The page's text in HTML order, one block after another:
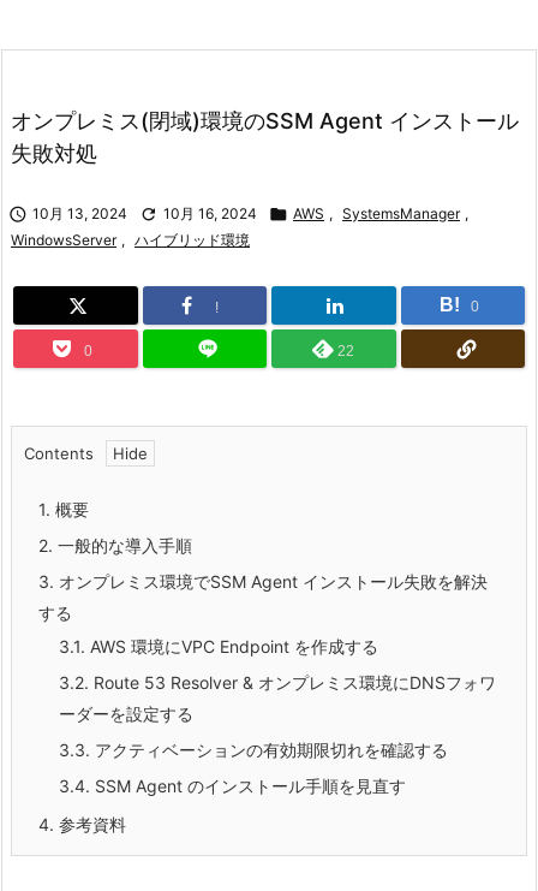
オンプレミス(閉域)環境のSSM Agent インストール
失敗対処
 10月 13, 2024  10月 16, 2024  AWS , SystemsManager ,
WindowsServer , ハイブリッド環境
! B! 0
0 22
Contents
1. 概要
2. 一般的な導入手順
3. オンプレミス環境でSSM Agent インストール失敗を解決
する
3.1. AWS 環境にVPC Endpoint を作成する
3.2. Route 53 Resolver & オンプレミス環境にDNSフォワ
ーダーを設定する
3.3. アクティベーションの有効期限切れを確認する
3.4. SSM Agent のインストール手順を見直す
4. 参考資料